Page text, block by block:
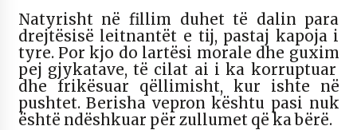
Natyrisht në fillim duhet të dalin para
drejtësisë leitnantët e tij, pastaj kapoja i
tyre. Por kjo do lartësi morale dhe guxim
pej gjykatave, të cilat ai i ka korruptuar
dhe frikësuar qëllimisht, kur ishte në
pushtet. Berisha vepron kështu pasi nuk
është ndëshkuar për zullumet që ka bërë.